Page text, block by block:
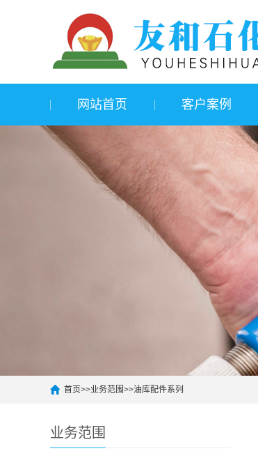
网站首页 客户案例
首页>>业务范围>>油库配件系列
业务范围